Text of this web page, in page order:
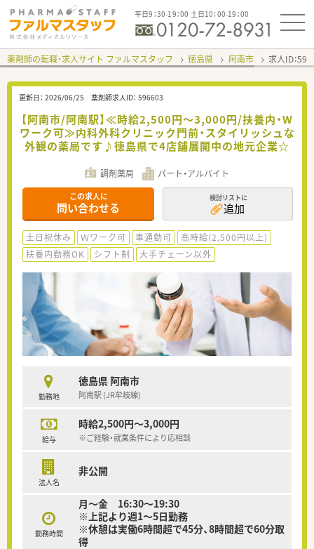
平日9：30-19：00 土日10：00-19：00
薬剤師の転職・求人サイト ファルマスタッフ 徳島県 阿南市 求人ID：
更新日： 2026/06/25 薬剤師求人ID： 596603
【阿南市/阿南駅】≪時給2,500円～3,000円/扶養内・W
ワーク可≫内科外科クリニック門前・スタイリッシュな
外観の薬局です♪徳島県で4店舗展開中の地元企業☆
調剤薬局 パート・アルバイト
この求人に
問い合わせる
検討リストに
追加
土日祝休み Ｗワーク可 車通勤可
高時給(2,500円以上)
扶養内勤務OK
シフト制 大手チェーン以外
勤務地
徳島県 阿南市
阿南駅 (JR牟岐線)
給与
時給2,500円～3,000円
※ご経験・就業条件により応相談
法人名
非公開
勤務時間
月～金 16:30～19:30
※上記より週1～5日勤務
※休憩は実働6時間超で45分、8時間超で60分取
得